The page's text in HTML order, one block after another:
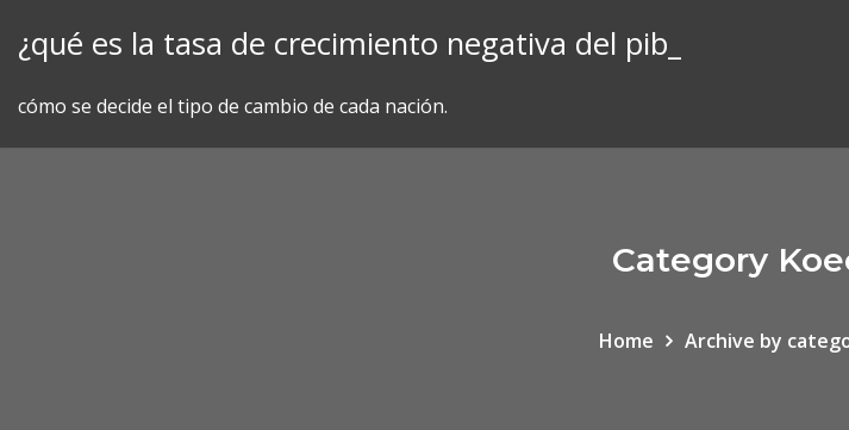
¿qué es la tasa de crecimiento negativa del pib_
cómo se decide el tipo de cambio de cada nación.
Category
Home Archive by